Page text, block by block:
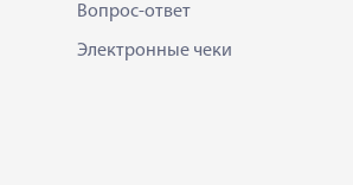
Вопрос-ответ
Электронные чеки